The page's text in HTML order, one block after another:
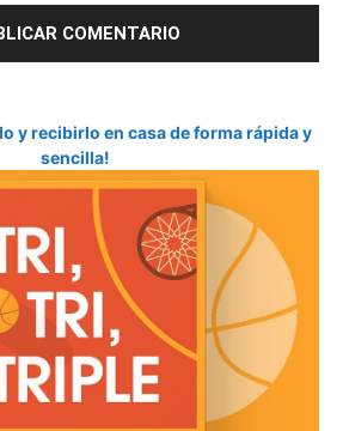
y recibirlo en casa de forma rápida y
sencilla!